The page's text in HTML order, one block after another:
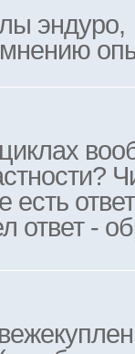
эндуро,
есть
ответ -